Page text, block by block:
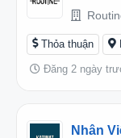
Thỏa thuận
Đăng 2 ngày
Nhân